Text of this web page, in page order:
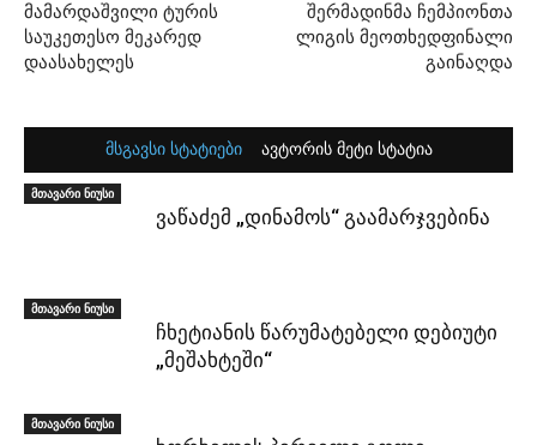
მამარდაშვილი ტურის
საუკეთესო მეკარედ
დაასახელეს
შერმადინმა ჩემპიონთა
ლიგის მეოთხედფინალი
გაინაღდა
მსგავსი სტატიები ავტორის მეტი სტატია
მთავარი ნიუსი
ვაწაძემ „დინამოს“ გაამარჯვებინა
მთავარი ნიუსი
ჩხეტიანის წარუმატებელი დებიუტი
„მეშახტეში“
მთავარი ნიუსი